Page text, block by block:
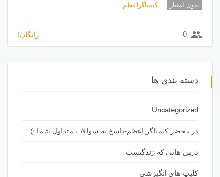
بدون امتیاز کیمیاگراعظم
group
0 رایگان!
دسته بندی ها
Uncategorized
در محضر کیمیاگر اعظم-پاسخ به سوالات متداول شما :)
درس هایی که زندگیست
کلیپ های انگیزشی